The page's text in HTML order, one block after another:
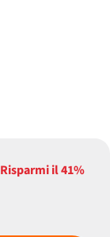
Risparmi il41%